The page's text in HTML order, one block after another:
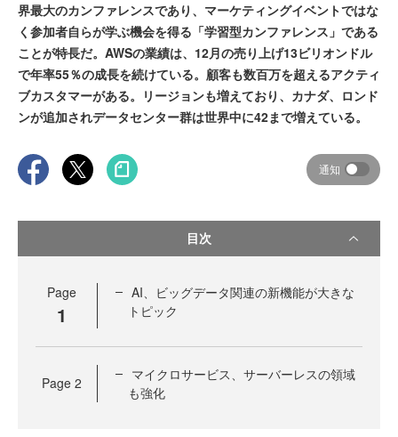
界最大のカンファレンスであり、マーケティングイベントではな
く参加者自らが学ぶ機会を得る「学習型カンファレンス」である
ことが特長だ。AWSの業績は、12月の売り上げ13ビリオンドル
で年率55％の成長を続けている。顧客も数百万を超えるアクティ
ブカスタマーがある。リージョンも増えており、カナダ、ロンド
ンが追加されデータセンター群は世界中に42まで増えている。
通知
目次
Page
1
AI、ビッグデータ関連の新機能が大きな
トピック
Page 2
マイクロサービス、サーバーレスの領域
も強化